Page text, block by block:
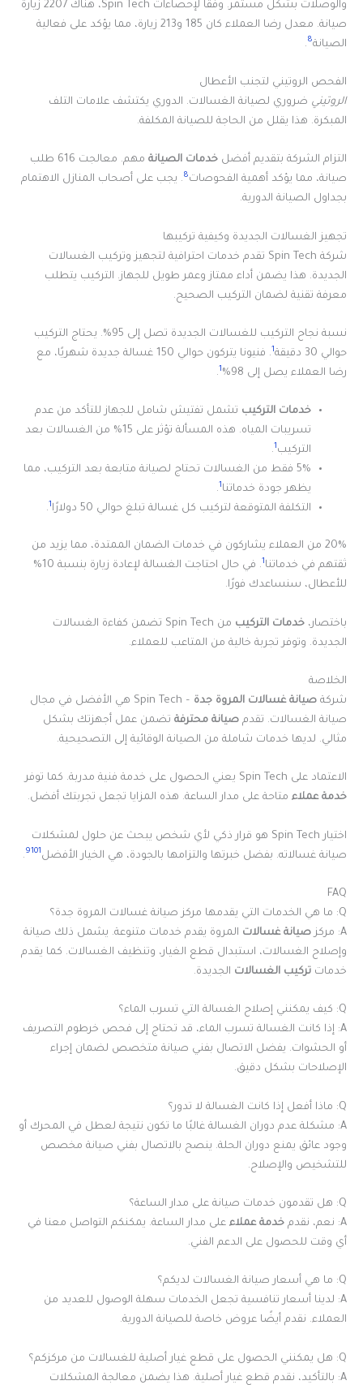
والوصلات بشكل مستمر. وفقًا لإحصاءات Spin Tech، هناك 2207 زيارة
صيانة. معدل رضا العملاء كان 185 و213 زيارة، مما يؤكد على فعالية
الصيانة8
.
الفحص الروتيني لتجنب الأعطال
الروتيني ضروري لصيانة الغسالات. الدوري يكتشف علامات التلف
المبكرة. هذا يقلل من الحاجة للصيانة المكلفة.
التزام الشركة بتقديم أفضل خدمات الصيانة
مهم. معالجت 616 طلب
صيانة، مما يؤكد أهمية الفحوصات8. يجب على أصحاب المنازل الاهتمام
بجداول الصيانة الدورية.
تجهيز الغسالات الجديدة وكيفية تركيبها
شركة Spin Tech تقدم خدمات احترافية لتجهيز وتركيب الغسالات
الجديدة. هذا يضمن أداء ممتاز وعمر طويل للجهاز. التركيب يتطلب
معرفة تقنية لضمان التركيب الصحيح.
نسبة نجاح التركيب للغسالات الجديدة تصل إلى 95%. يحتاج التركيب
حوالي 30 دقيقة
1
. فنيونا يتركون حوالي 150 غسالة جديدة شهريًا، مع
رضا العملاء يصل إلى 98%
1
.
خدمات التركيب تشمل تفتيش شامل للجهاز للتأكد من عدم
تسريبات المياه. هذه المسألة تؤثر على 15% من الغسالات بعد
التركيب1
.
5% فقط من الغسالات تحتاج لصيانة متابعة بعد التركيب، مما
يظهر جودة خدماتنا1
.
التكلفة المتوقعة لتركيب كل غسالة تبلغ حوالي 50 دولارًا
1
.
20% من العملاء يشاركون في خدمات الضمان الممتدة، مما يزيد من
ثقتهم في خدماتنا1
. في حال احتاجت الغسالة لإعادة زيارة بنسبة 10%
للأعطال، سنساعدك فورًا.
باختصار، خدمات التركيب
من Spin Tech تضمن كفاءة الغسالات
الجديدة. وتوفر تجربة خالية من المتاعب للعملاء.
الخلاصة
شركة صيانة غسالات المروة جدة
– Spin Tech هي الأفضل في مجال
صيانة الغسالات. تقدم صيانة محترفة تضمن عمل أجهزتك بشكل
مثالي. لديها خدمات شاملة من الصيانة الوقائية إلى التصحيحية.
الاعتماد على Spin Tech يعني الحصول على خدمة فنية مدربة. كما توفر
خدمة عملاء متاحة على مدار الساعة. هذه المزايا تجعل تجربتك أفضل.
اختيار Spin Tech هو قرار ذكي لأي شخص يبحث عن حلول لمشكلات
صيانة غسالاته. بفضل خبرتها والتزامها بالجودة، هي الخيار الأفضل
9101
.
FAQ
Q: ما هي الخدمات التي يقدمها مركز صيانة غسالات المروة جدة؟
A: مركز
صيانة غسالات المروة يقدم خدمات متنوعة. يشمل ذلك صيانة
وإصلاح الغسالات، استبدال قطع الغيار، وتنظيف الغسالات. كما يقدم
خدمات تركيب الغسالات الجديدة.
Q: كيف يمكنني إصلاح الغسالة التي تسرب الماء؟
A: إذا كانت الغسالة تسرب الماء، قد تحتاج إلى فحص خرطوم التصريف
أو الحشوات. يفضل الاتصال بفني صيانة متخصص لضمان إجراء
الإصلاحات بشكل دقيق.
Q: ماذا أفعل إذا كانت الغسالة لا تدور؟
A: مشكلة عدم دوران الغسالة غالبًا ما تكون نتيجة لعطل في المحرك أو
وجود عائق يمنع دوران الحلة. ينصح بالاتصال بفني صيانة مخصص
للتشخيص والإصلاح.
Q: هل تقدمون خدمات صيانة على مدار الساعة؟
A: نعم، نقدم
خدمة عملاء على مدار الساعة. يمكنكم التواصل معنا في
أي وقت للحصول على الدعم الفني.
Q: ما هي أسعار صيانة الغسالات لديكم؟
A: لدينا أسعار تنافسية تجعل الخدمات سهلة الوصول للعديد من
العملاء. نقدم أيضًا عروض خاصة للصيانة الدورية.
Q: هل يمكنني الحصول على قطع غيار أصلية للغسالات من مركزكم؟
A: بالتأكيد، نقدم قطع غيار أصلية. هذا يضمن معالجة المشكلات